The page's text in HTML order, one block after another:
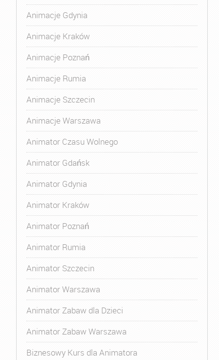
Animacje Gdynia
Animacje Kraków
Animacje Poznań
Animacje Rumia
Animacje Szczecin
Animacje Warszawa
Animator Czasu Wolnego
Animator Gdańsk
Animator Gdynia
Animator Kraków
Animator Poznań
Animator Rumia
Animator Szczecin
Animator Warszawa
Animator Zabaw dla Dzieci
Animator Zabaw Warszawa
Biznesowy Kurs dla Animatora